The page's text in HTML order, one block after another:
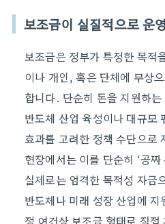
보조금이 실질적으로 운
보조금은 정부가 특정한 목적
이나 개인, 혹은 단체에 무상
합니다. 단순히 돈을 지원하
반도체 산업 육성이나 대규모
효과를 고려한 정책 수단으로
현장에서는 이를 단순히 ‘공
실제로는 엄격한 목적성 자금
반도체나 미래 성장 산업에
정 여건상 보조금 형태로 직